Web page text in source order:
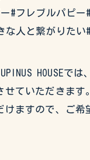
#フレブルパピ
な人と繋がりた
HOUSEで
せていただきま
ますので、ご希